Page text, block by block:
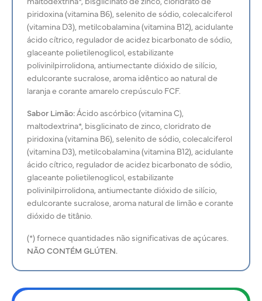
piridoxina (vitamina B6), selenito de sódio, colecalciferol
(vitamina D3), metilcobalamina (vitamina B12), acidulante
ácido cítrico, regulador de acidez bicarbonato de sódio,
glaceante polietilenoglicol, estabilizante
polivinilpirrolidona, antiumectante dióxido de silício,
edulcorante sucralose, aroma idêntico ao natural de
laranja e corante amarelo crepúsculo FCF.
Sabor Limão:Ácido ascórbico (vitamina C),
maltodextrina*, bisglicinato de zinco, cloridrato de
piridoxina (vitamina B6), selenito de sódio, colecalciferol
(vitamina D3), metilcobalamina (vitamina B12), acidulante
ácido cítrico, regulador de acidez bicarbonato de sódio,
glaceante polietilenoglicol, estabilizante
polivinilpirrolidona, antiumectante dióxido de silício,
edulcorante sucralose, aroma natural de limão e corante
dióxido de titânio.
(*) fornece quantidades não significativas de açúcares.
NÃO CONTÉM GLÚTEN.